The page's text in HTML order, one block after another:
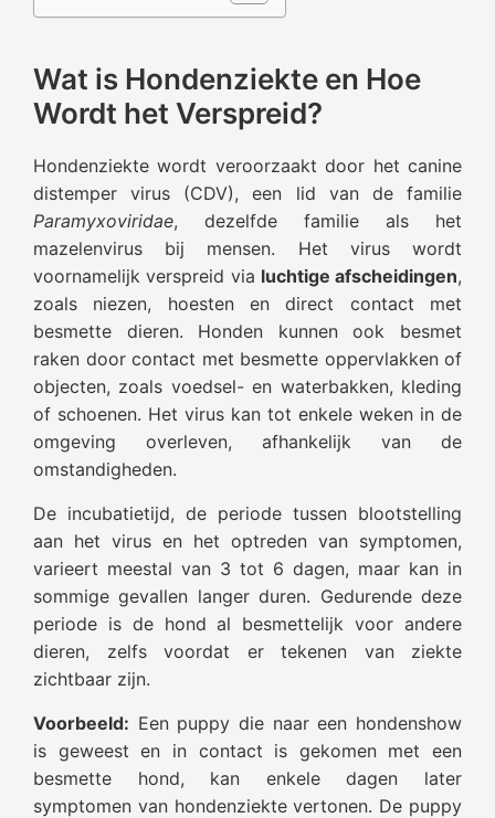
Wat is Hondenziekte en Hoe
Wordt het Verspreid?
Hondenziekte wordt veroorzaakt door het canine
distemper virus (CDV), een lid van de familie
Paramyxoviridae, dezelfde familie als het
mazelenvirus bij mensen. Het virus wordt
voornamelijk verspreid via luchtige afscheidingen,
zoals niezen, hoesten en direct contact met
besmette dieren. Honden kunnen ook besmet
raken door contact met besmette oppervlakken of
objecten, zoals voedsel- en waterbakken, kleding
of schoenen. Het virus kan tot enkele weken in de
omgeving overleven, afhankelijk van de
omstandigheden.
De incubatietijd, de periode tussen blootstelling
aan het virus en het optreden van symptomen,
varieert meestal van 3 tot 6 dagen, maar kan in
sommige gevallen langer duren. Gedurende deze
periode is de hond al besmettelijk voor andere
dieren, zelfs voordat er tekenen van ziekte
zichtbaar zijn.
Voorbeeld: Een puppy die naar een hondenshow
is geweest en in contact is gekomen met een
besmette hond, kan enkele dagen later
symptomen van hondenziekte vertonen. De puppy